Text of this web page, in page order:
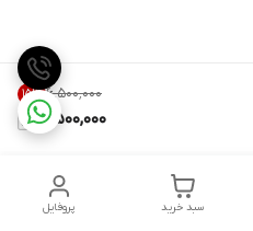
۶٬۵۰۰٬۰۰۰ 15%
5,500,000
پروفایل سبد خرید